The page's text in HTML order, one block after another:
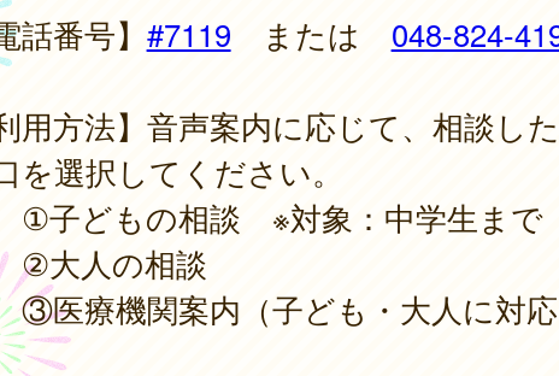
話番号】 #7119 または 048-824-
用方法】音声案内に応じて、相談し
を選択してください。
どもの相談 ※対象：中学生まで
人の相談
療機関案内（子ども・大人に対